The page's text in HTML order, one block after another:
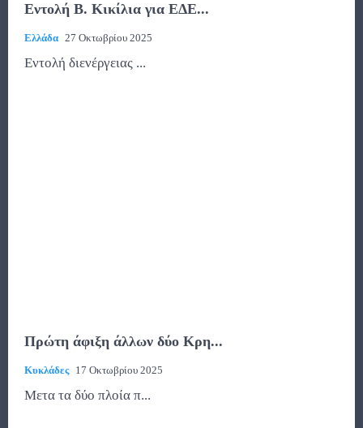
Εντολή Β. Κικίλια για ΕΔΕ...
Ελλάδα 27 Οκτωβρίου 2025
Εντολή διενέργειας ...
Πρώτη άφιξη άλλων δύο Κρη...
Κυκλάδες 17 Οκτωβρίου 2025
Μετα τα δύο πλοία π...